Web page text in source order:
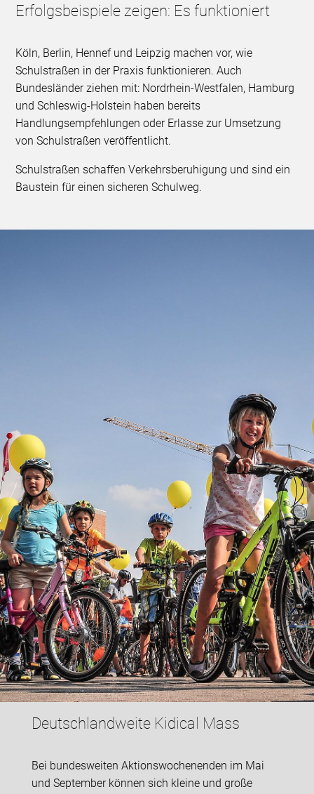
Erfolgsbeispiele zeigen: Es funktioniert
Köln, Berlin, Hennef und Leipzig machen vor, wie
Schulstraßen in der Praxis funktionieren. Auch
Bundesländer ziehen mit: Nordrhein-Westfalen, Hamburg
und Schleswig-Holstein haben bereits
Handlungsempfehlungen oder Erlasse zur Umsetzung
von Schulstraßen veröffentlicht.
Schulstraßen schaffen Verkehrsberuhigung und sind ein
Baustein für einen sicheren Schulweg.
Deutschlandweite Kidical Mass
Bei bundesweiten Aktionswochenenden im Mai
und September können sich kleine und große